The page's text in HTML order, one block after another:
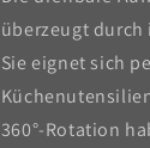
überzeugt
Sie eignet sich
360°-Rotation